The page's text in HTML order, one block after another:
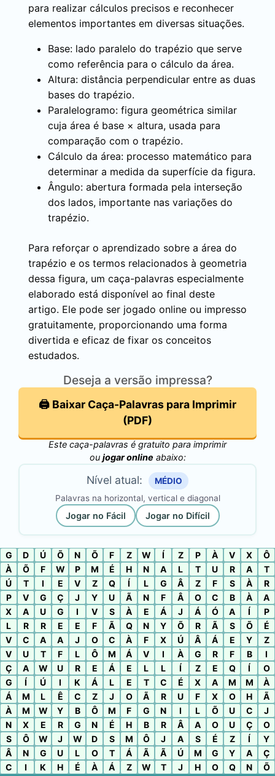
para realizar cálculos precisos e reconhecer
elementos importantes em diversas situações.
Base: lado paralelo do trapézio que serve
como referência para o cálculo da área.
Altura: distância perpendicular entre as duas
bases do trapézio.
Paralelogramo: figura geométrica similar
cuja área é base × altura, usada para
comparação com o trapézio.
Cálculo da área: processo matemático para
determinar a medida da superfície da figura.
Ângulo: abertura formada pela interseção
dos lados, importante nas variações do
trapézio.
Para reforçar o aprendizado sobre a área do
trapézio e os termos relacionados à geometria
dessa figura, um caça-palavras especialmente
elaborado está disponível ao final deste
artigo. Ele pode ser jogado online ou impresso
gratuitamente, proporcionando uma forma
divertida e eficaz de fixar os conceitos
estudados.
Deseja a versão impressa?
🖨️ Baixar Caça-Palavras para Imprimir
(PDF)
Este caça-palavras é gratuito para imprimir
ou jogar online abaixo:
Nível atual:
MÉDIO
Palavras na horizontal, vertical e diagonal
Jogar no Fácil Jogar no Difícil
G D Ú Õ N Õ F Z W Í Z P À V X
Ô
À
Õ F W P M É H N A L T U R A
T
Ú
T I E V Z Q Í L G Â Z F S À
R
P
V G Ç J Y U Ã N F Â O C B À
A
X
A U G I V S À E Á J Á Ó A Í
P
L
R R E E F Ã Q N Y Õ R Ã S Õ
É
V
C A A J O C À F X Ú Â Á E Y
Z
V
U T F L Ô M Á V I À G R F B
I
Ç
A W U R E Á E L L Í Z E Q Í
O
G
Í Ú I K Á L E T C É X A M M
À
Á
M L Ê C Z J O Ã R U F X O H
Ã
À
M W Y B Ô M F G N I L Õ U C
J
N
X E R G N É H B R Â A O U Ç
O
S
Ô W J W D S M Ô J A S É Z Í
Y
Â
N G U L O T Á Ã Ã Ú M G Y A
Ç
C
I K H É À Á Z W T J H O Q N Õ